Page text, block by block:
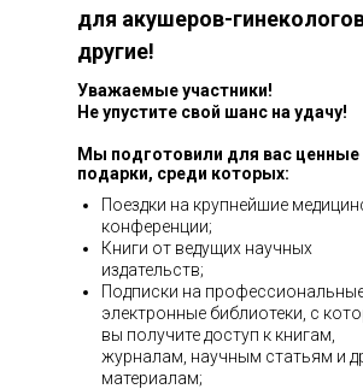
для акушеров-
другие!
Уважаемые участники!
Не упустите свой шанс на удачу!
Поездки на крупнейшие
конференции;
Книги от ведущих научных
издательств;
Подписки на
электронные библиотеки, с
вы получите доступ к книгам,
журналам, научным статьям и
материалам;
Мы подготовили для вас ценные
подарки, среди которых: